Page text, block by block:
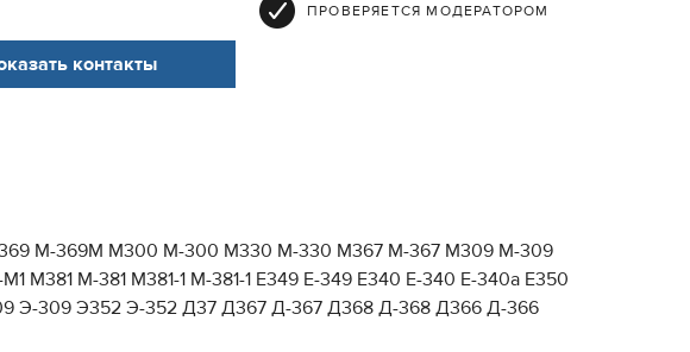
ПРОВЕРЯЕТСЯ МОДЕРАТОРОМ
контакты
М-369 М-369М М300 М-300 М330 М-330 М367 М-367 М309 М-309
М381 М-381 М381-1 М-381-1 Е349 Е-349 Е340 Е-340 Е-340а Е350
Э-309 Э352 Э-352 Д37 Д367 Д-367 Д368 Д-368 Д366 Д-366